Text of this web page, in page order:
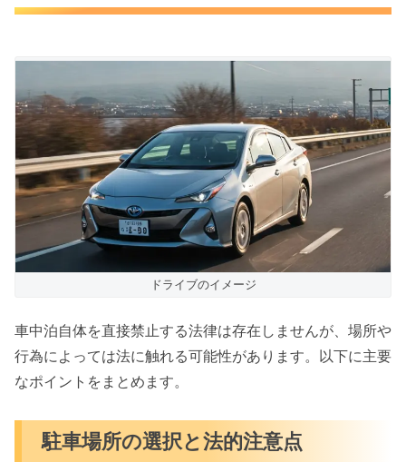
ドライブのイメージ
車中泊自体を直接禁止する法律は存在しませんが、場所や
行為によっては法に触れる可能性があります。以下に主要
なポイントをまとめます。
駐車場所の選択と法的注意点